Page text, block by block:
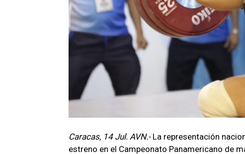
Caracas, 14 Jul. AVN.- La representación
estreno en el Campeonato Panamericano de